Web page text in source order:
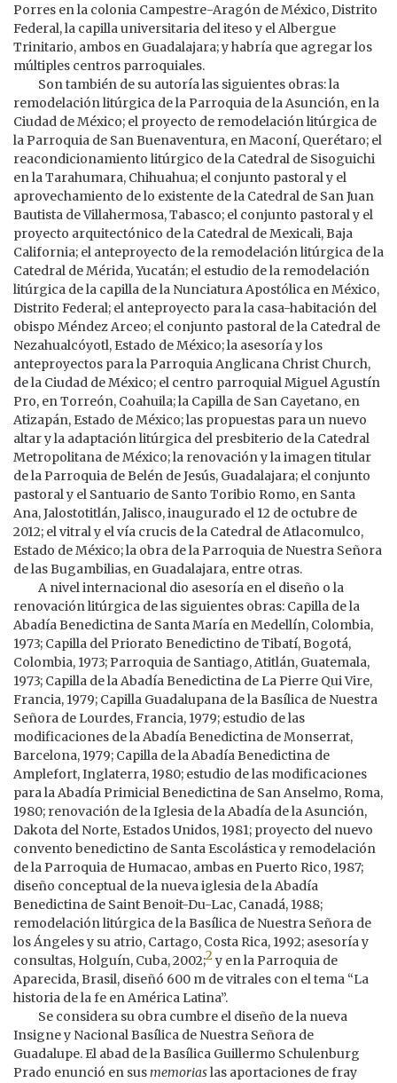
Porres en la colonia Campestre-Aragón de México, Distrito
Federal, la capilla universitaria del iteso y el Albergue
Trinitario, ambos en Guadalajara; y habría que agregar los
múltiples centros parroquiales.
Son también de su autoría las siguientes obras: la
remodelación litúrgica de la Parroquia de la Asunción, en la
Ciudad de México; el proyecto de remodelación litúrgica de
la Parroquia de San Buenaventura, en Maconí, Querétaro; el
reacondicionamiento litúrgico de la Catedral de Sisoguichi
en la Tarahumara, Chihuahua; el conjunto pastoral y el
aprovechamiento de lo existente de la Catedral de San Juan
Bautista de Villahermosa, Tabasco; el conjunto pastoral y el
proyecto arquitectónico de la Catedral de Mexicali, Baja
California; el anteproyecto de la remodelación litúrgica de la
Catedral de Mérida, Yucatán; el estudio de la remodelación
litúrgica de la capilla de la Nunciatura Apostólica en México,
Distrito Federal; el anteproyecto para la casa-habitación del
obispo Méndez Arceo; el conjunto pastoral de la Catedral de
Nezahualcóyotl, Estado de México; la asesoría y los
anteproyectos para la Parroquia Anglicana Christ Church,
de la Ciudad de México; el centro parroquial Miguel Agustín
Pro, en Torreón, Coahuila; la Capilla de San Cayetano, en
Atizapán, Estado de México; las propuestas para un nuevo
altar y la adaptación litúrgica del presbiterio de la Catedral
Metropolitana de México; la renovación y la imagen titular
de la Parroquia de Belén de Jesús, Guadalajara; el conjunto
pastoral y el Santuario de Santo Toribio Romo, en Santa
Ana, Jalostotitlán, Jalisco, inaugurado el 12 de octubre de
2012; el vitral y el vía crucis de la Catedral de Atlacomulco,
Estado de México; la obra de la Parroquia de Nuestra Señora
de las Bugambilias, en Guadalajara, entre otras.
A nivel internacional dio asesoría en el diseño o la
renovación litúrgica de las siguientes obras: Capilla de la
Abadía Benedictina de Santa María en Medellín, Colombia,
1973; Capilla del Priorato Benedictino de Tibatí, Bogotá,
Colombia, 1973; Parroquia de Santiago, Atitlán, Guatemala,
1973; Capilla de la Abadía Benedictina de La Pierre Qui Vire,
Francia, 1979; Capilla Guadalupana de la Basílica de Nuestra
Señora de Lourdes, Francia, 1979; estudio de las
modificaciones de la Abadía Benedictina de Monserrat,
Barcelona, 1979; Capilla de la Abadía Benedictina de
Amplefort, Inglaterra, 1980; estudio de las modificaciones
para la Abadía Primicial Benedictina de San Anselmo, Roma,
1980; renovación de la Iglesia de la Abadía de la Asunción,
Dakota del Norte, Estados Unidos, 1981; proyecto del nuevo
convento benedictino de Santa Escolástica y remodelación
de la Parroquia de Humacao, ambas en Puerto Rico, 1987;
diseño conceptual de la nueva iglesia de la Abadía
Benedictina de Saint Benoit-Du-Lac, Canadá, 1988;
remodelación litúrgica de la Basílica de Nuestra Señora de
los Ángeles y su atrio, Cartago, Costa Rica, 1992; asesoría y
consultas, Holguín, Cuba, 2002;2y en la Parroquia de
Aparecida, Brasil, diseñó 600 m de vitrales con el tema “La
historia de la fe en América Latina”.
Se considera su obra cumbre el diseño de la nueva
Insigne y Nacional Basílica de Nuestra Señora de
Guadalupe. El abad de la Basílica Guillermo Schulenburg
Prado enunció en susmemoriaslas aportaciones de fray